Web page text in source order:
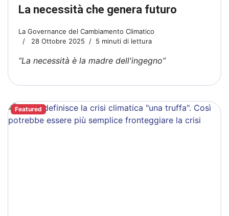
La necessità che genera futuro
La Governance del Cambiamento Climatico
28 Ottobre 2025
5 minuti di lettura
“La necessità è la madre dell'ingegno”
Featured